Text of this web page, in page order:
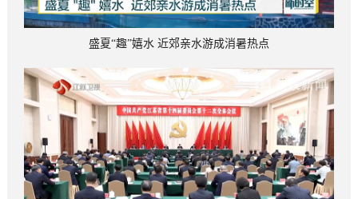
盛夏“趣”嬉水 近郊亲水游成消暑热点